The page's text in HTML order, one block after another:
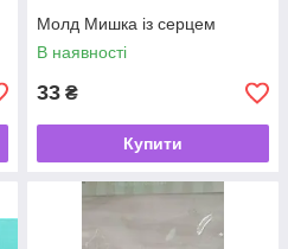
Молд Мишка із серцем
В наявності
33 ₴
Купити